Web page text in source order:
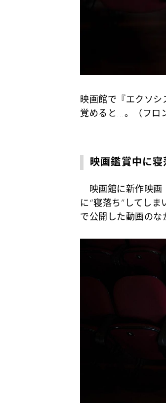
映画館で『エクソ
覚めると…。（フロ
映画鑑賞中に
映画館に新作映画
に“寝落ち”してし
で公開した動画のな